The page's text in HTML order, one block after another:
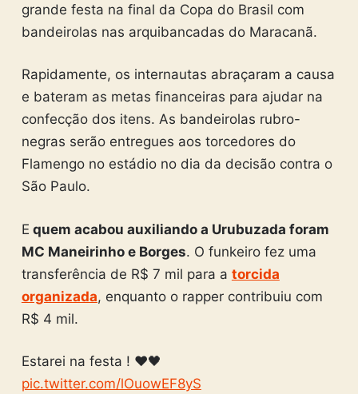
grande festa na final da Copa do Brasil com
bandeirolas nas arquibancadas do Maracanã.
Rapidamente, os internautas abraçaram a causa
e bateram as metas financeiras para ajudar na
confecção dos itens. As bandeirolas rubro-
negras serão entregues aos torcedores do
Flamengo no estádio no dia da decisão contra o
São Paulo.
E quem acabou auxiliando a Urubuzada foram
MC Maneirinho e Borges. O funkeiro fez uma
transferência de R$ 7 mil para a torcida
organizada, enquanto o rapper contribuiu com
R$ 4 mil.
Estarei na festa ! ❤️🖤
pic.twitter.com/lOuowEF8yS